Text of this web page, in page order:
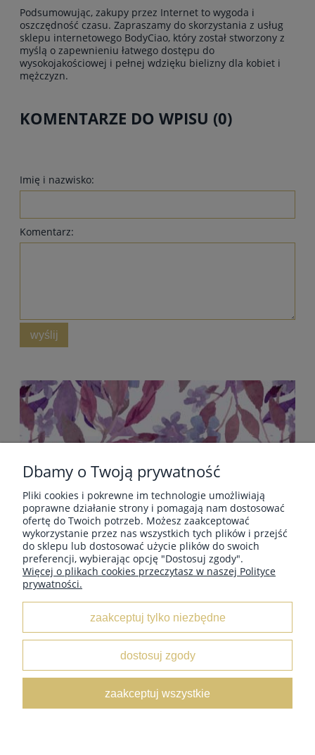
Podsumowując, zakupy przez Internet to wygoda i
oszczędność czasu. Zapraszamy do skorzystania z usług
sklepu internetowego BodyCiao, który został stworzony z
myślą o zapewnieniu łatwego dostępu do
wysokojakościowej i pełnej wdzięku bielizny dla kobiet i
mężczyzn.
KOMENTARZE DO WPISU (0)
Imię i nazwisko:
Komentarz:
wyślij
POMOC
PŁATNOŚCI I DOSTAWA
INFORMACJE
KOLEKCJE
Dbamy o Twoją prywatność
Pliki cookies i pokrewne im technologie umożliwiają
poprawne działanie strony i pomagają nam dostosować
ofertę do Twoich potrzeb. Możesz zaakceptować
wykorzystanie przez nas wszystkich tych plików i przejść
do sklepu lub dostosować użycie plików do swoich
preferencji, wybierając opcję "Dostosuj zgody".
Więcej o plikach cookies przeczytasz w naszej Polityce
prywatności.
zaakceptuj tylko niezbędne
dostosuj zgody
zaakceptuj wszystkie